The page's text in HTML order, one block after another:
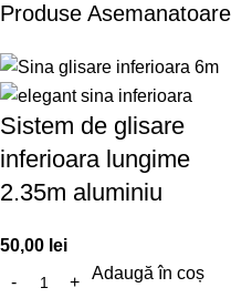
Produse Asemanatoare
Sistem de glisare
inferioara lungime
2.35m aluminiu
50,00 lei
Adaugă în coș